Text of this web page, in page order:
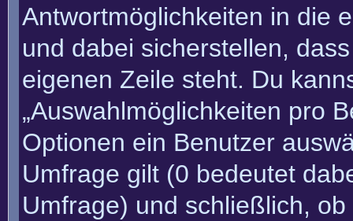
Antwortmöglichkeiten in die
und dabei sicherstellen,
eigenen Zeile steht. Du
„Auswahlmöglichkeiten pro
Optionen ein Benutzer
Umfrage gilt (0 bedeutet
Umfrage) und schließlich,